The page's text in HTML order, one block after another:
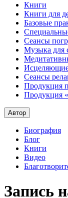
Книги
Книги для
Базовые
Сеансы
Музыка для
Сеансы
Продукция
Продукция
Автор
Биография
Блог
Книги
Видео
Запись